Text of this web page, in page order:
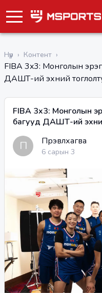
Нүүр › Контент ›
FIBA 3x3: Монголын
ДАШТ-ий эхний
FIBA 3x3: Монголын
багууд ДАШТ-ий
П Пүрэвлхагва
6 сарын 3